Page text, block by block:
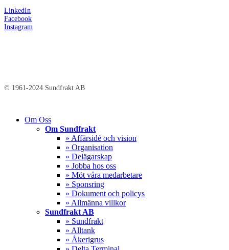
LinkedIn
Facebook
Instagram
© 1961-2024 Sundfrakt AB
Close
Om Oss
Om Sundfrakt
» Affärsidé och vision
» Organisation
» Delägarskap
» Jobba hos oss
» Möt våra medarbetare
» Sponsring
» Dokument och policys
» Allmänna villkor
Sundfrakt AB
» Sundfrakt
» Alltank
» Åkerigrus